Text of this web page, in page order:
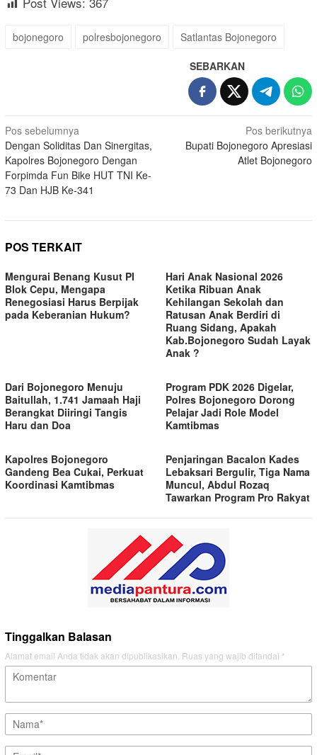
bojonegoro polresbojonegoro Satlantas Bojonegoro
SEBARKAN
Navigasi
pos
Pos sebelumnya
Dengan Soliditas Dan Sinergitas,
Kapolres Bojonegoro Dengan
Forpimda Fun Bike HUT TNI Ke-
73 Dan HJB Ke-341
Pos berikutnya
Bupati Bojonegoro Apresiasi
Atlet Bojonegoro
POS TERKAIT
Mengurai Benang Kusut PI
Blok Cepu, Mengapa
Renegosiasi Harus Berpijak
pada Keberanian Hukum?
Hari Anak Nasional 2026
Ketika Ribuan Anak
Kehilangan Sekolah dan
Ratusan Anak Berdiri di
Ruang Sidang, Apakah
Kab.Bojonegoro Sudah Layak
Anak ?
Dari Bojonegoro Menuju
Baitullah, 1.741 Jamaah Haji
Berangkat Diiringi Tangis
Haru dan Doa
Program PDK 2026 Digelar,
Polres Bojonegoro Dorong
Pelajar Jadi Role Model
Kamtibmas
Kapolres Bojonegoro
Gandeng Bea Cukai, Perkuat
Koordinasi Kamtibmas
Penjaringan Bacalon Kades
Lebaksari Bergulir, Tiga Nama
Muncul, Abdul Rozaq
Tawarkan Program Pro Rakyat
Tinggalkan Balasan
Alamat email Anda tidak akan dipublikasikan. Ruas yang wajib ditandai *